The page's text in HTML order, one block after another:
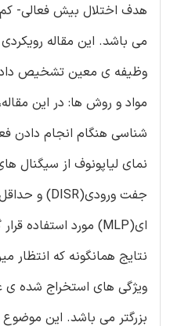
وظیفه ی معین تشخیص
ای(MLP) مورد استفاده قرار گرفتند.